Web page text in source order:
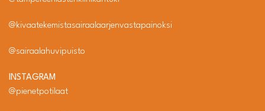
@kivaatekemistasairaalaarjenvastapainoksi
@sairaalahuvipuisto
INSTAGRAM
@pienetpotilaat